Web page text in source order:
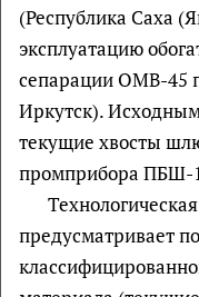
(Республика Саха
эксплуатацию
сепарации ОМВ-45
Иркутск).
текущие хвосты
промприбора ПБШ-
предусматривает